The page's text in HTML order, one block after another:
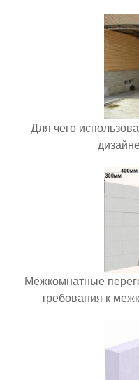
Для чего
Межкомнатные
требования к